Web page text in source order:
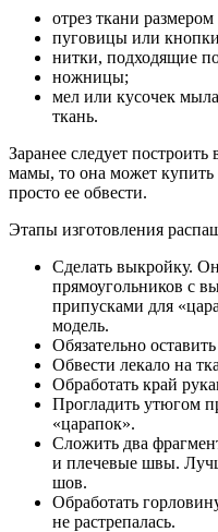
отрез ткани
пуговицы или
нитки, подходящие
ножницы;
мел или кусочек
ткань.
Заранее следует
мамы, то она может
просто ее обвести.
Этапы изготовления
Сделать выкройку.
прямоугольников с
припусками для
модель.
Обязательно
Обвести лекало на
Обработать край
Прогладить утюгом
«царапок».
Сложить два
и плечевые швы.
шов.
Обработать
не растрепалась.